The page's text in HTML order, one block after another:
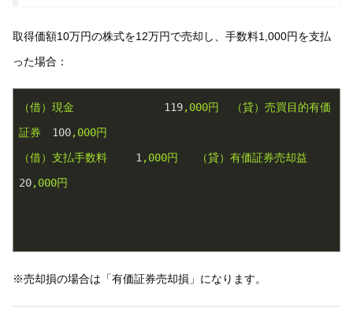
取得価額10万円の株式を12万円で売却し、手数料1,000円を支払
った場合：
（借）現金 119,000円
（貸）売買目的有価
証券
100,000円
（借）支払手数料
1 ,000円
（貸）有価証券売却益
20,000円
※売却損の場合は「有価証券売却損」になります。